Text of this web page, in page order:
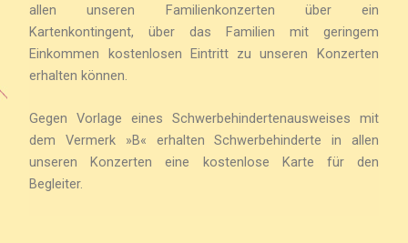
allen unseren Familienkonzerten über ein
Kartenkontingent, über das Familien mit geringem
Einkommen kostenlosen Eintritt zu unseren Konzerten
erhalten können.
Gegen Vorlage eines Schwerbehindertenausweises mit
dem Vermerk »B« erhalten Schwerbehinderte in allen
unseren Konzerten eine kostenlose Karte für den
Begleiter.